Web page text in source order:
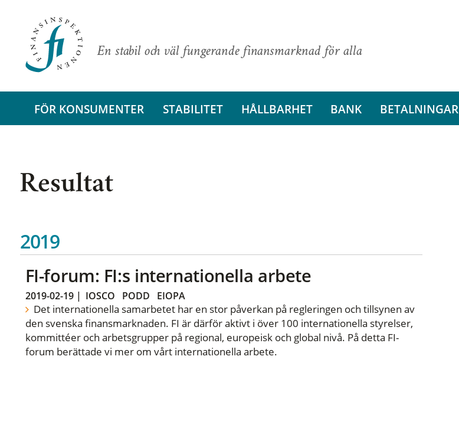
En stabil och väl fungerande finansmarknad för alla
FÖR KONSUMENTER STABILITET HÅLLBARHET BANK BETALNINGAR
Resultat
2019
FI-forum: FI:s internationella arbete
2019-02-19| IOSCO PODD EIOPA
Det internationella samarbetet har en stor påverkan på regleringen och tillsynen av
den svenska finansmarknaden. FI är därför aktivt i över 100 internationella styrelser,
kommittéer och arbetsgrupper på regional, europeisk och global nivå. På detta FI-
forum berättade vi mer om vårt internationella arbete.